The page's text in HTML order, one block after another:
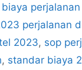
perjalanan
2023, sop
, standar biaya